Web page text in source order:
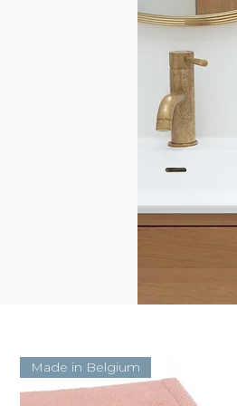
Made in Belgium